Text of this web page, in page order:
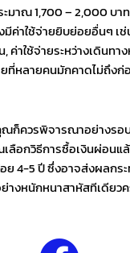
ะมาณ 1,700 – 2,000 บา
ค่าใช้จ่ายยิบย่อยอื่นๆ เช่
ค่าใช้จ่ายระหว่างเดินทา
ยที่หลายคนมักคาดไม่ถึง
ณก็ควรพิจารณาอย่างร
ลือกวิธีการซื้อเงินผ่อนแ
ย 4-5 ปี ซึ่งอาจส่งผลกร
างหนักหนาสาหัสทีเดียว